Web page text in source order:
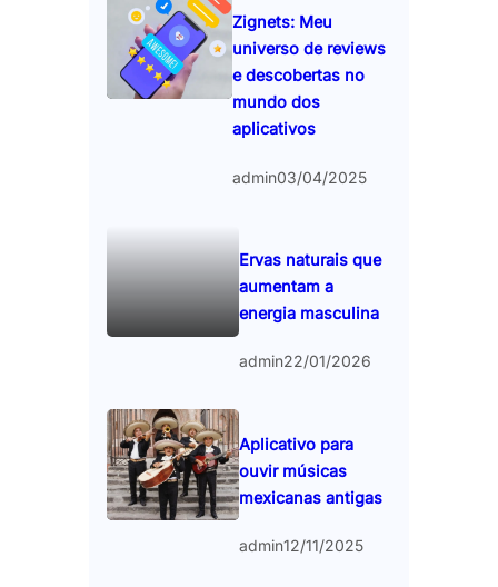
Zignets: Meu
universo de reviews
e descobertas no
mundo dos
aplicativos
admin03/04/2025
Ervas naturais que
aumentam a
energia masculina
admin22/01/2026
Aplicativo para
ouvir músicas
mexicanas antigas
admin12/11/2025